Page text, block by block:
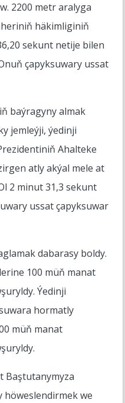
2200 metr aralyga
häkimliginiň
sekunt netije bilen
çapyksuwary ussat
baýragyny almak
jemleýji, ýedinji
Ahalteke
atly akýal mele at
2 minut 31,3 sekunt
ussat çapyksuwar
dabarasy boldy.
100 müň manat
Ýedinji
hormatly
müň manat
Baştutanymyza
höweslendirmek we